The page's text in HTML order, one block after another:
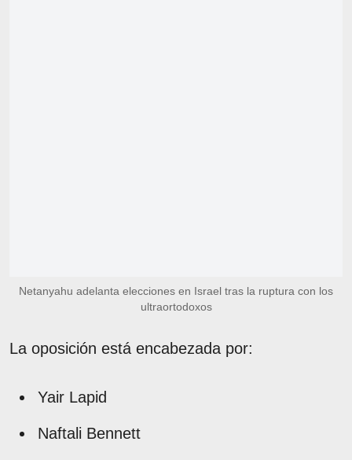
Netanyahu adelanta elecciones en Israel tras la ruptura con los
ultraortodoxos
La oposición está encabezada por:
Yair Lapid
Naftali Bennett